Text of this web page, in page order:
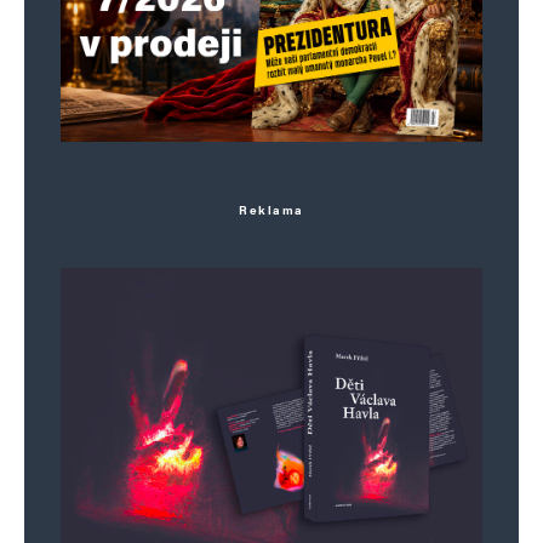
Jméno*
Webová stránka
Informujte mě o nových komentářích e-mailem.
Informujte mě o nových příspěvcích e-mailem.
Alternative:
Reklama